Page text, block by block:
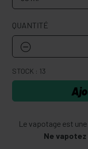
QUANTITÉ
STOCK : 13
Le vapotage est
Ne vapotez